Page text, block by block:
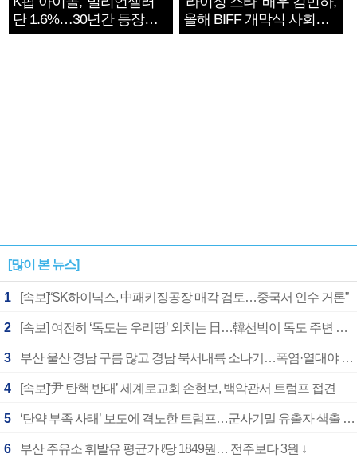
단 1.6%…30년간 등장
1182개팀 전수조사
올해 BIFF 개막식 사회자
확정
[많이 본 뉴스]
1 [속보]“SK하이닉스, 中패키징공장 매각 검토…중국서 인수 거론”
2 [속보] 여전히 ‘독도는 우리땅’ 외치는 日…韓선박이 독도 주변 해양조사 활동하자 반발
3 부산 울산 경남 구름 많고 경남 북서내륙 소나기…폭염·열대야 계속
4 [속보]‘尹 탄핵 반대’ 세계로교회 손현보, 백악관서 트럼프 접견
5 ‘탄약 부족 사태’ 보도에 격노한 트럼프…군사기밀 유출자 색출 지시
6 부산 주유소 휘발유 평균가 ℓ당 1849원… 전주보다 3원 ↓